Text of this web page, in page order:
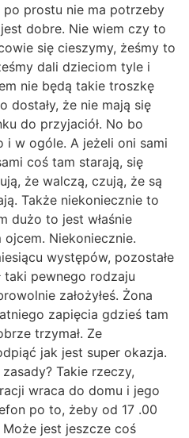
prostu nie ma potrzeby
dobre. Nie wiem czy to
się cieszymy, żeśmy to
dali dzieciom tyle i
nie będą takie troszkę
dostały, że nie mają się
do przyjaciół. No bo
i w ogóle. A jeżeli oni sami
coś tam starają, się
że walczą, czują, że są
Także niekoniecznie to
dużo to jest właśnie
Niekoniecznie.
występów, pozostałe
taki pewnego rodzaju
założyłeś. Żona
zapięcia gdzieś tam
trzymał. Ze
jak jest super okazja.
Takie rzeczy,
wraca do domu i jego
po to, żeby od 17 .00
jest jeszcze coś